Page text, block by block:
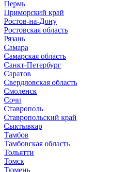
Пермь
Приморский край
Ростов-на-Дону
Ростовская область
Рязань
Самара
Самарская область
Санкт-Петербург
Саратов
Свердловская область
Смоленск
Сочи
Ставрополь
Ставропольский край
Сыктывкар
Тамбов
Тамбовская область
Тольятти
Томск
Тюмень